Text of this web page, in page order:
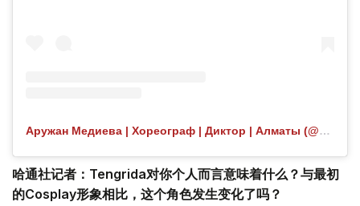
Аружан Медиева | Хореограф | Диктор | Алматы (@aruvibezz) 分享的帖子
哈通社记者：Tengrida对你个人而言意味着什么？与最初
的Cosplay形象相比，这个角色发生变化了吗？